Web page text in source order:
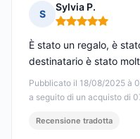
S
Sylvia P.
Nota: 5 su 5
Pubblicato il 18/08/2025 à
a seguito di un acquisto di
È stato un regalo, è
destinatario è stato
Recensione tradotta